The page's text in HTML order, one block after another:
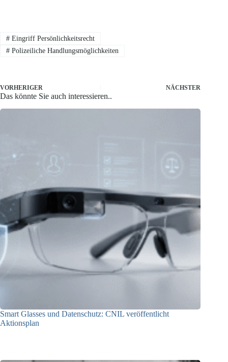
#Eingriff Persönlichkeitsrecht
#Polizeiliche Handlungsmöglichkeiten
VORHERIGER NÄCHSTER
Das könnte Sie auch interessieren..
Smart Glasses und Datenschutz: CNIL veröffentlicht
Aktionsplan